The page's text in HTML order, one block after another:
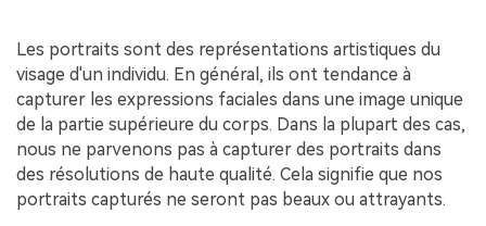
Les portraits sont des représentations artistiques du
visage d'un individu. En général, ils ont tendance à
capturer les expressions faciales dans une image unique
de la partie supérieure du corps. Dans la plupart des cas,
nous ne parvenons pas à capturer des portraits dans
des résolutions de haute qualité. Cela signifie que nos
portraits capturés ne seront pas beaux ou attrayants.